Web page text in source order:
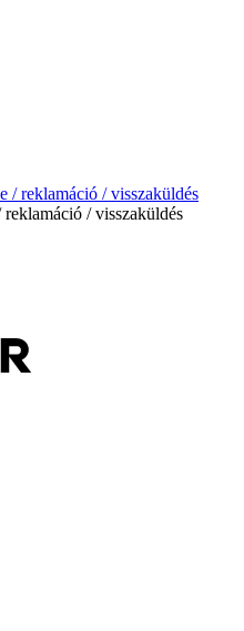
/ reklamáció / visszaküldés
/ visszaküldés